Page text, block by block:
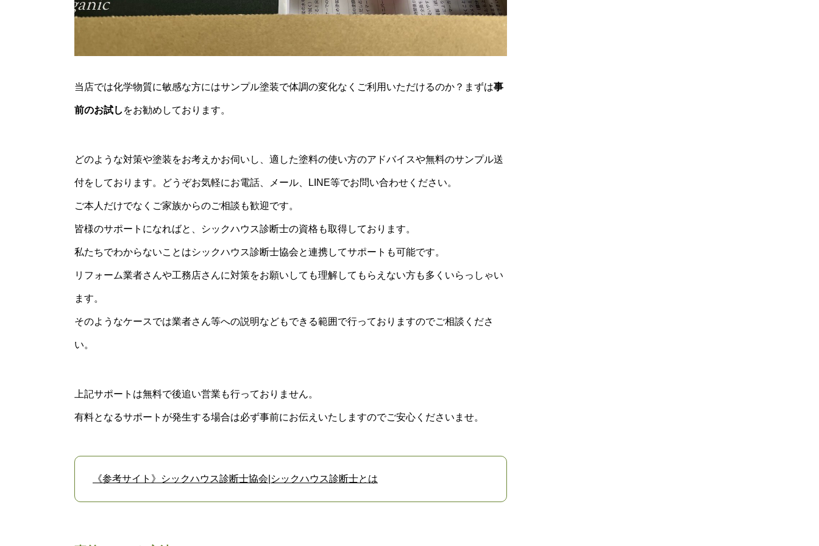
当店では化学物質に敏感な方にはサンプル塗装で体調の変化なくご利用いただけるのか？まずは事
前のお試し をお勧めしております。
どのような対策や塗装をお考えかお伺いし、適した塗料の使い方のアドバイスや無料のサンプル送
付をしております。どうぞお気軽にお電話、メール、LINE等でお問い合わせください。
ご本人だけでなくご家族からのご相談も歓迎です。
皆様のサポートになればと、シックハウス診断士の資格も取得しております。
私たちでわからないことはシックハウス診断士協会と連携してサポートも可能です。
リフォーム業者さんや工務店さんに対策をお願いしても理解してもらえない方も多くいらっしゃい
ます。
そのようなケースでは業者さん等への説明などもできる範囲で行っておりますのでご相談くださ
い。
上記サポートは無料で後追い営業も行っておりません。
有料となるサポートが発生する場合は必ず事前にお伝えいたしますのでご安心くださいませ。
《参考サイト》シックハウス診断士協会|シックハウス診断士とは